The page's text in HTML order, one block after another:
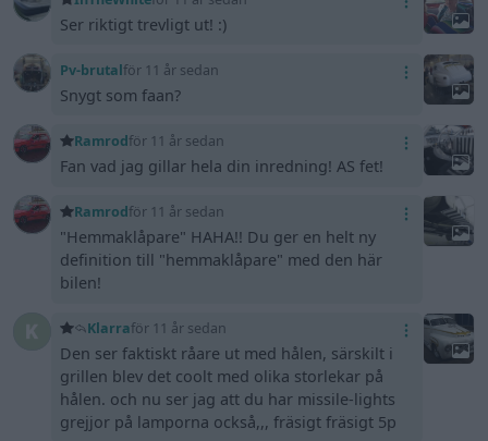
Ser riktigt trevligt ut! :)
Pv-brutalför 11 år sedan
Snygt som faan?
Ramrodför 11 år sedan
Fan vad jag gillar hela din inredning! AS fet!
Ramrodför 11 år sedan
"Hemmaklåpare" HAHA!! Du ger en helt ny
definition till "hemmaklåpare" med den här
bilen!
Klarraför 11 år sedan
Den ser faktiskt råare ut med hålen, särskilt i
grillen blev det coolt med olika storlekar på
hålen. och nu ser jag att du har missile-lights
grejjor på lamporna också,,, fräsigt fräsigt 5p